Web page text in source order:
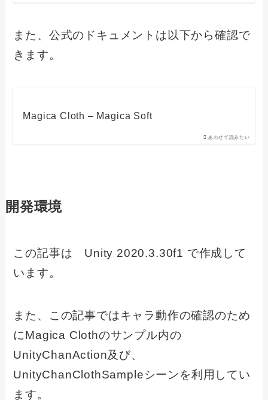
また、公式のドキュメントは以下から確認で
きます。
あわせて読みたい
Magica Cloth – Magica Soft
開発環境
この記事は Unity 2020.3.30f1 で作成して
います。
また、この記事ではキャラ動作の確認のため
にMagica Clothのサンプル内の
UnityChanAction及び、
UnityChanClothSampleシーンを利用してい
ます。